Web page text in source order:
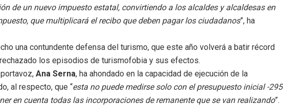
de un nuevo impuesto estatal, convirtiendo a los alcaldes y alcaldesas en
que multiplicará el recibo que deben pagar los ciudadanos”, ha
una contundente defensa del turismo, que este año volverá a batir récord
los episodios de turismofobia y sus efectos.
Ana Serna, ha ahondado en la capacidad de ejecución de la
al respecto, que “esta no puede medirse solo con el presupuesto inicial -295
en cuenta todas las incorporaciones de remanente que se van realizando”.